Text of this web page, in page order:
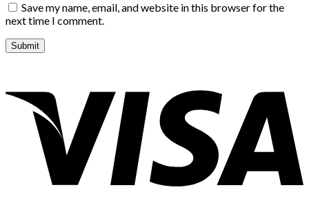
Save my name, email, and website in this browser for the
next time I comment.